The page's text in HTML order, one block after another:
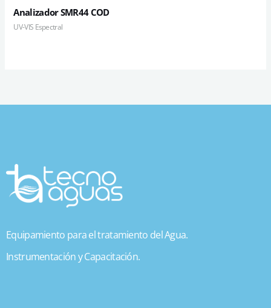
Analizador SMR44 COD
UV-VIS Espectral
Equipamiento para el tratamiento del Agua.
Instrumentación y Capacitación.